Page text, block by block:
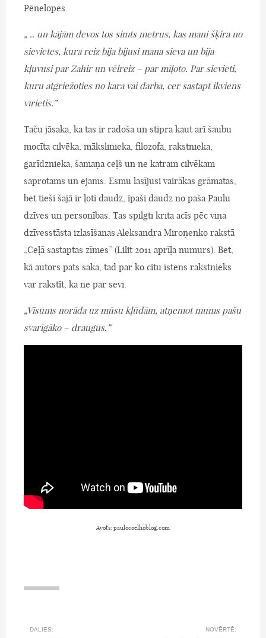
Pēnelopes.
„ .. un kājām devos tos simts metrus, kas mani šķira no
sievietes, kura reiz bija bijusi mana sieva un bija
kļuvusi par Zahir un vēlreiz – par mīļoto. Par sievieti,
kuru atgriežoties no kara vai darba, cer sastapt ikviens
vīrietis.”
Taču jāsaka, ka tas ir radoša un stipra kaut arī šaubu
mocīta cilvēka, mākslinieka, filozofa, rakstnieka,
garīdznieka, šamaņa ceļš un ne katram cilvēkam
saprotams un ejams. Esmu lasījusi vairākas grāmatas,
bet tieši šajā ir ļoti daudz, īpaši daudz no paša Paulu
dzīves un personības. Tas spilgti krita acīs pēc viņa
dzīvesstāsta izlasīšanas Aleksandra Miroņenko rakstā
„Ceļā sastaptas zīmes” (Lilit 2011 aprīļa numurs). Bet,
kā autors pats saka, tad par ko citu īstens rakstnieks
var rakstīt, ka ne par sevi.
„Visums norāda uz mūsu kļūdām, atņemot mums pašu
svarīgāko – draugus.”
Avots: paulocoelhoblog.com
DALIES: NOVĒRTĒ: